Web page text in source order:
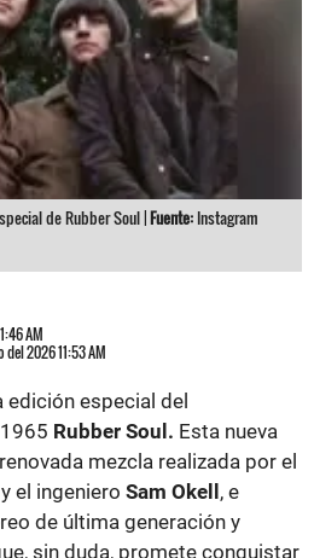
de Rubber Soul |Fuente: Instagram
AM
2026 11:53 AM
edición especial del
Rubber Soul. Esta nueva
mezcla realizada por el
y el ingeniero Sam Okell , e
de última generación y
sin duda, promete conquistar